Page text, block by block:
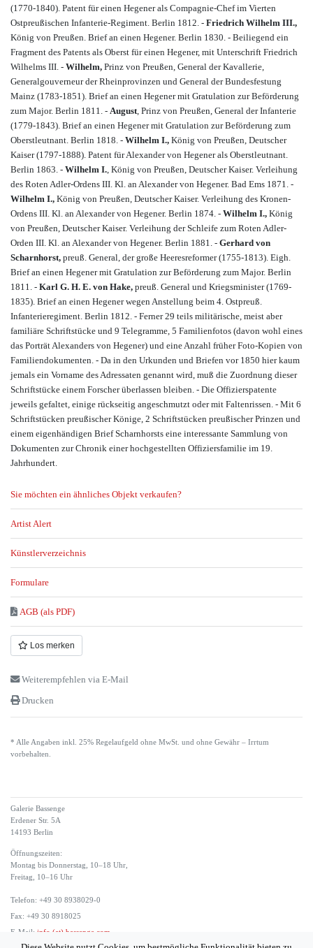
(1770-1840). Patent für einen Hegener als Compagnie-Chef im Vierten
Ostpreußischen Infanterie-Regiment. Berlin 1812. - Friedrich Wilhelm III.,
König von Preußen. Brief an einen Hegener. Berlin 1830. - Beiliegend ein
Fragment des Patents als Oberst für einen Hegener, mit Unterschrift Friedrich
Wilhelms III. - Wilhelm, Prinz von Preußen, General der Kavallerie,
Generalgouverneur der Rheinprovinzen und General der Bundesfestung
Mainz (1783-1851). Brief an einen Hegener mit Gratulation zur Beförderung
zum Major. Berlin 1811. - August, Prinz von Preußen, General der Infanterie
(1779-1843). Brief an einen Hegener mit Gratulation zur Beförderung zum
Oberstleutnant. Berlin 1818. - Wilhelm I., König von Preußen, Deutscher
Kaiser (1797-1888). Patent für Alexander von Hegener als Oberstleutnant.
Berlin 1863. - Wilhelm I., König von Preußen, Deutscher Kaiser. Verleihung
des Roten Adler-Ordens III. Kl. an Alexander von Hegener. Bad Ems 1871. -
Wilhelm I., König von Preußen, Deutscher Kaiser. Verleihung des Kronen-
Ordens III. Kl. an Alexander von Hegener. Berlin 1874. - Wilhelm I., König
von Preußen, Deutscher Kaiser. Verleihung der Schleife zum Roten Adler-
Orden III. Kl. an Alexander von Hegener. Berlin 1881. - Gerhard von
Scharnhorst, preuß. General, der große Heeresreformer (1755-1813). Eigh.
Brief an einen Hegener mit Gratulation zur Beförderung zum Major. Berlin
1811. - Karl G. H. E. von Hake, preuß. General und Kriegsminister (1769-
1835). Brief an einen Hegener wegen Anstellung beim 4. Ostpreuß.
Infanterieregiment. Berlin 1812. - Ferner 29 teils militärische, meist aber
familiäre Schriftstücke und 9 Telegramme, 5 Familienfotos (davon wohl eines
das Porträt Alexanders von Hegener) und eine Anzahl früher Foto-Kopien von
Familiendokumenten. - Da in den Urkunden und Briefen vor 1850 hier kaum
jemals ein Vorname des Adressaten genannt wird, muß die Zuordnung dieser
Schriftstücke einem Forscher überlassen bleiben. - Die Offizierspatente
jeweils gefaltet, einige rückseitig angeschmutzt oder mit Faltenrissen. - Mit 6
Schriftstücken preußischer Könige, 2 Schriftstücken preußischer Prinzen und
einem eigenhändigen Brief Scharnhorsts eine interessante Sammlung von
Dokumenten zur Chronik einer hochgestellten Offiziersfamilie im 19.
Jahrhundert.
Sie möchten ein ähnliches Objekt verkaufen?
Artist Alert
Künstlerverzeichnis
Formulare
AGB (als PDF)
Los merken
Weiterempfehlen via E-Mail
Drucken
* Alle Angaben inkl. 25% Regelaufgeld ohne MwSt. und ohne Gewähr – Irrtum
vorbehalten.
Galerie Bassenge
Erdener Str. 5A
14193 Berlin
Öffnungszeiten:
Montag bis Donnerstag, 10–18 Uhr,
Freitag, 10–16 Uhr
Telefon: +49 30 8938029-0
Fax: +49 30 8918025
E-Mail: info (at) bassenge.com